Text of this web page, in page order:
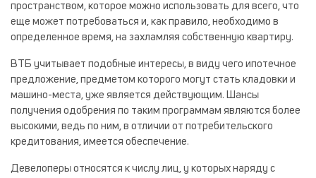
пространством, которое можно использовать для всего, что
еще может потребоваться и, как правило, необходимо в
определенное время, на захламляя собственную квартиру.
ВТБ учитывает подобные интересы, в виду чего ипотечное
предложение, предметом которого могут стать кладовки и
машино-места, уже является действующим. Шансы
получения одобрения по таким программам являются более
высокими, ведь по ним, в отличии от потребительского
кредитования, имеется обеспечение.
Девелоперы относятся к числу лиц, у которых наряду с